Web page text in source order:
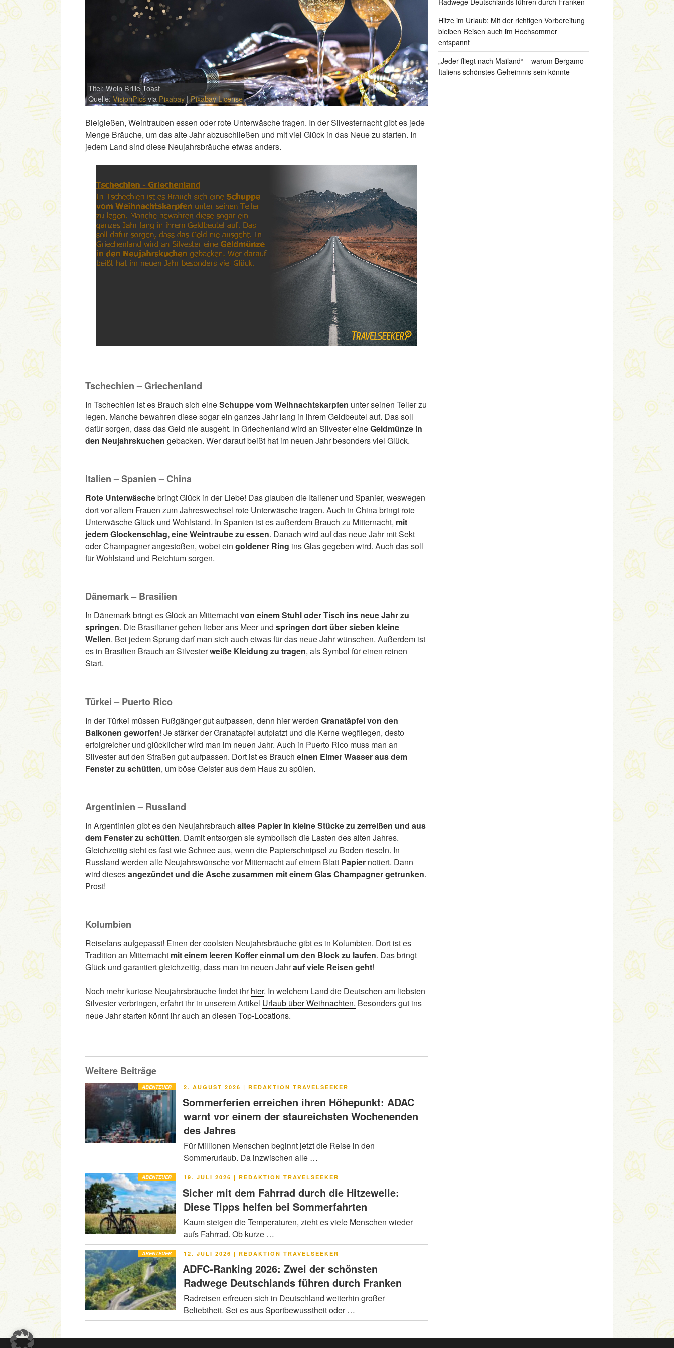
Titel: Wein Brille Toast
Quelle:VisionPicsvia Pixabay |Pixabay License
Bleigießen, Weintrauben essen oder rote Unterwäsche tragen. In der Silvesternacht gibt es jede
Menge Bräuche, um das alte Jahr abzuschließen und mit viel Glück in das Neue zu starten. In
jedem Land sind diese Neujahrsbräuche etwas anders.
Tschechien – Griechenland
In Tschechien ist es Brauch sich eineSchuppe vom Weihnachtskarpfen unter seinen Teller zu
legen. Manche bewahren diese sogar ein ganzes Jahr lang in ihrem Geldbeutel auf. Das soll
dafür sorgen, dass das Geld nie ausgeht. In Griechenland wird an Silvester eineGeldmünze in
den Neujahrskuchen gebacken. Wer darauf beißt hat im neuen Jahr besonders viel Glück.
Italien – Spanien – China
Rote Unterwäschebringt Glück in der Liebe! Das glauben die Italiener und Spanier, weswegen
dort vor allem Frauen zum Jahreswechsel rote Unterwäsche tragen. Auch in China bringt rote
Unterwäsche Glück und Wohlstand. In Spanien ist es außerdem Brauch zu Mitternacht, mit
jedem Glockenschlag, eine Weintraube zu essen. Danach wird auf das neue Jahr mit Sekt
oder Champagner angestoßen, wobei ein goldener Ring ins Glas gegeben wird. Auch das soll
für Wohlstand und Reichtum sorgen.
Dänemark – Brasilien
In Dänemark bringt es Glück an Mitternachtvon einem Stuhl oder Tisch ins neue Jahr zu
springen. Die Brasilianer gehen lieber ans Meer und springen dort über sieben kleine
Wellen. Bei jedem Sprung darf man sich auch etwas für das neue Jahr wünschen. Außerdem ist
es in Brasilien Brauch an Silvesterweiße Kleidung zu tragen, als Symbol für einen reinen
Start.
Türkei – Puerto Rico
In der Türkei müssen Fußgänger gut aufpassen, denn hier werden Granatäpfel von den
Balkonen geworfen! Je stärker der Granatapfel aufplatzt und die Kerne wegfliegen, desto
erfolgreicher und glücklicher wird man im neuen Jahr. Auch in Puerto Rico muss man an
Silvester auf den Straßen gut aufpassen. Dort ist es Brauch einen Eimer Wasser aus dem
Fenster zu schütten, um böse Geister aus dem Haus zu spülen.
Argentinien – Russland
In Argentinien gibt es den Neujahrsbrauch altes Papier in kleine Stücke zu zerreißen und aus
dem Fenster zu schütten. Damit entsorgen sie symbolisch die Lasten des alten Jahres.
Gleichzeitig sieht es fast wie Schnee aus, wenn die Papierschnipsel zu Boden rieseln. In
Russland werden alle Neujahrswünsche vor Mitternacht auf einem Blatt Papier notiert. Dann
wird diesesangezündet und die Asche zusammen mit einem Glas Champagner getrunken.
Prost!
Kolumbien
Reisefans aufgepasst! Einen der coolsten Neujahrsbräuche gibt es in Kolumbien. Dort ist es
Tradition an Mitternacht mit einem leeren Koffer einmal um den Block zu laufen. Das bringt
Glück und garantiert gleichzeitig, dass man im neuen Jahrauf viele Reisen geht!
Noch mehr kuriose Neujahrsbräuche findet ihrhier. In welchem Land die Deutschen am liebsten
Silvester verbringen, erfahrt ihr in unserem Artikel Urlaub über Weihnachten. Besonders gut ins
neue Jahr starten könnt ihr auch an diesen Top-Locations.
Weitere Beiträge
ABENTEUER
VERÖFFENTLICHT
2. AUGUST 2026 | REDAKTION TRAVELSEEKER
Sommerferien erreichen ihren Höhepunkt: ADAC
warnt vor einem der staureichsten Wochenenden
des Jahres
Für Millionen Menschen beginnt jetzt die Reise in den
Sommerurlaub. Da inzwischen alle …
ABENTEUER
VERÖFFENTLICHT
19. JULI 2026 | REDAKTION TRAVELSEEKER
Sicher mit dem Fahrrad durch die Hitzewelle:
Diese Tipps helfen bei Sommerfahrten
Kaum steigen die Temperaturen, zieht es viele Menschen wieder
aufs Fahrrad. Ob kurze …
ABENTEUER
VERÖFFENTLICHT
12. JULI 2026 | REDAKTION TRAVELSEEKER
ADFC-Ranking 2026: Zwei der schönsten
Radwege Deutschlands führen durch Franken
Radreisen erfreuen sich in Deutschland weiterhin großer
Beliebtheit. Sei es aus Sportbewusstheit oder …
Hitze im Urlaub: Mit der richtigen Vorbereitung
bleiben Reisen auch im Hochsommer
entspannt
„Jeder fliegt nach Mailand“ – warum Bergamo
Italiens schönstes Geheimnis sein könnte